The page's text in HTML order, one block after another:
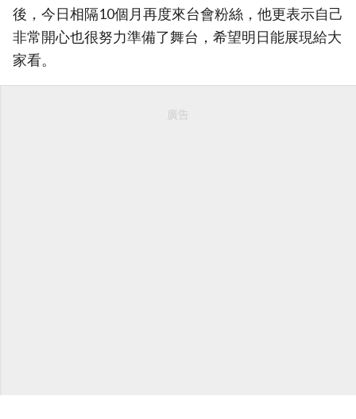
後，今日相隔10個月再度來台會粉絲，他更表示自己
非常開心也很努力準備了舞台，希望明日能展現給大
家看。
廣告